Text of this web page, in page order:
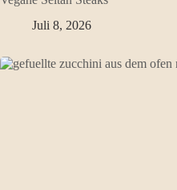
Juli 8, 2026